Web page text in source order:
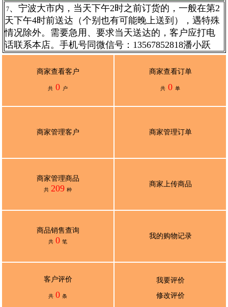
7、宁波大市内，当天下午2时之前订货的，一般在第2
天下午4时前送达（个别也有可能晚上送到），遇特殊
情况除外。需要急用、要求当天送达的，客户应打电
话联系本店。手机号同微信号：13567852818潘小跃
商家查看客户
共 0 户
商家查看订单
共 0 单
商家管理客户 商家管理订单
商家管理商品
共 209 种
商家上传商品
商品销售查询
共 0 笔
我的购物记录
客户评价
共 0 条
我要评价
修改评价